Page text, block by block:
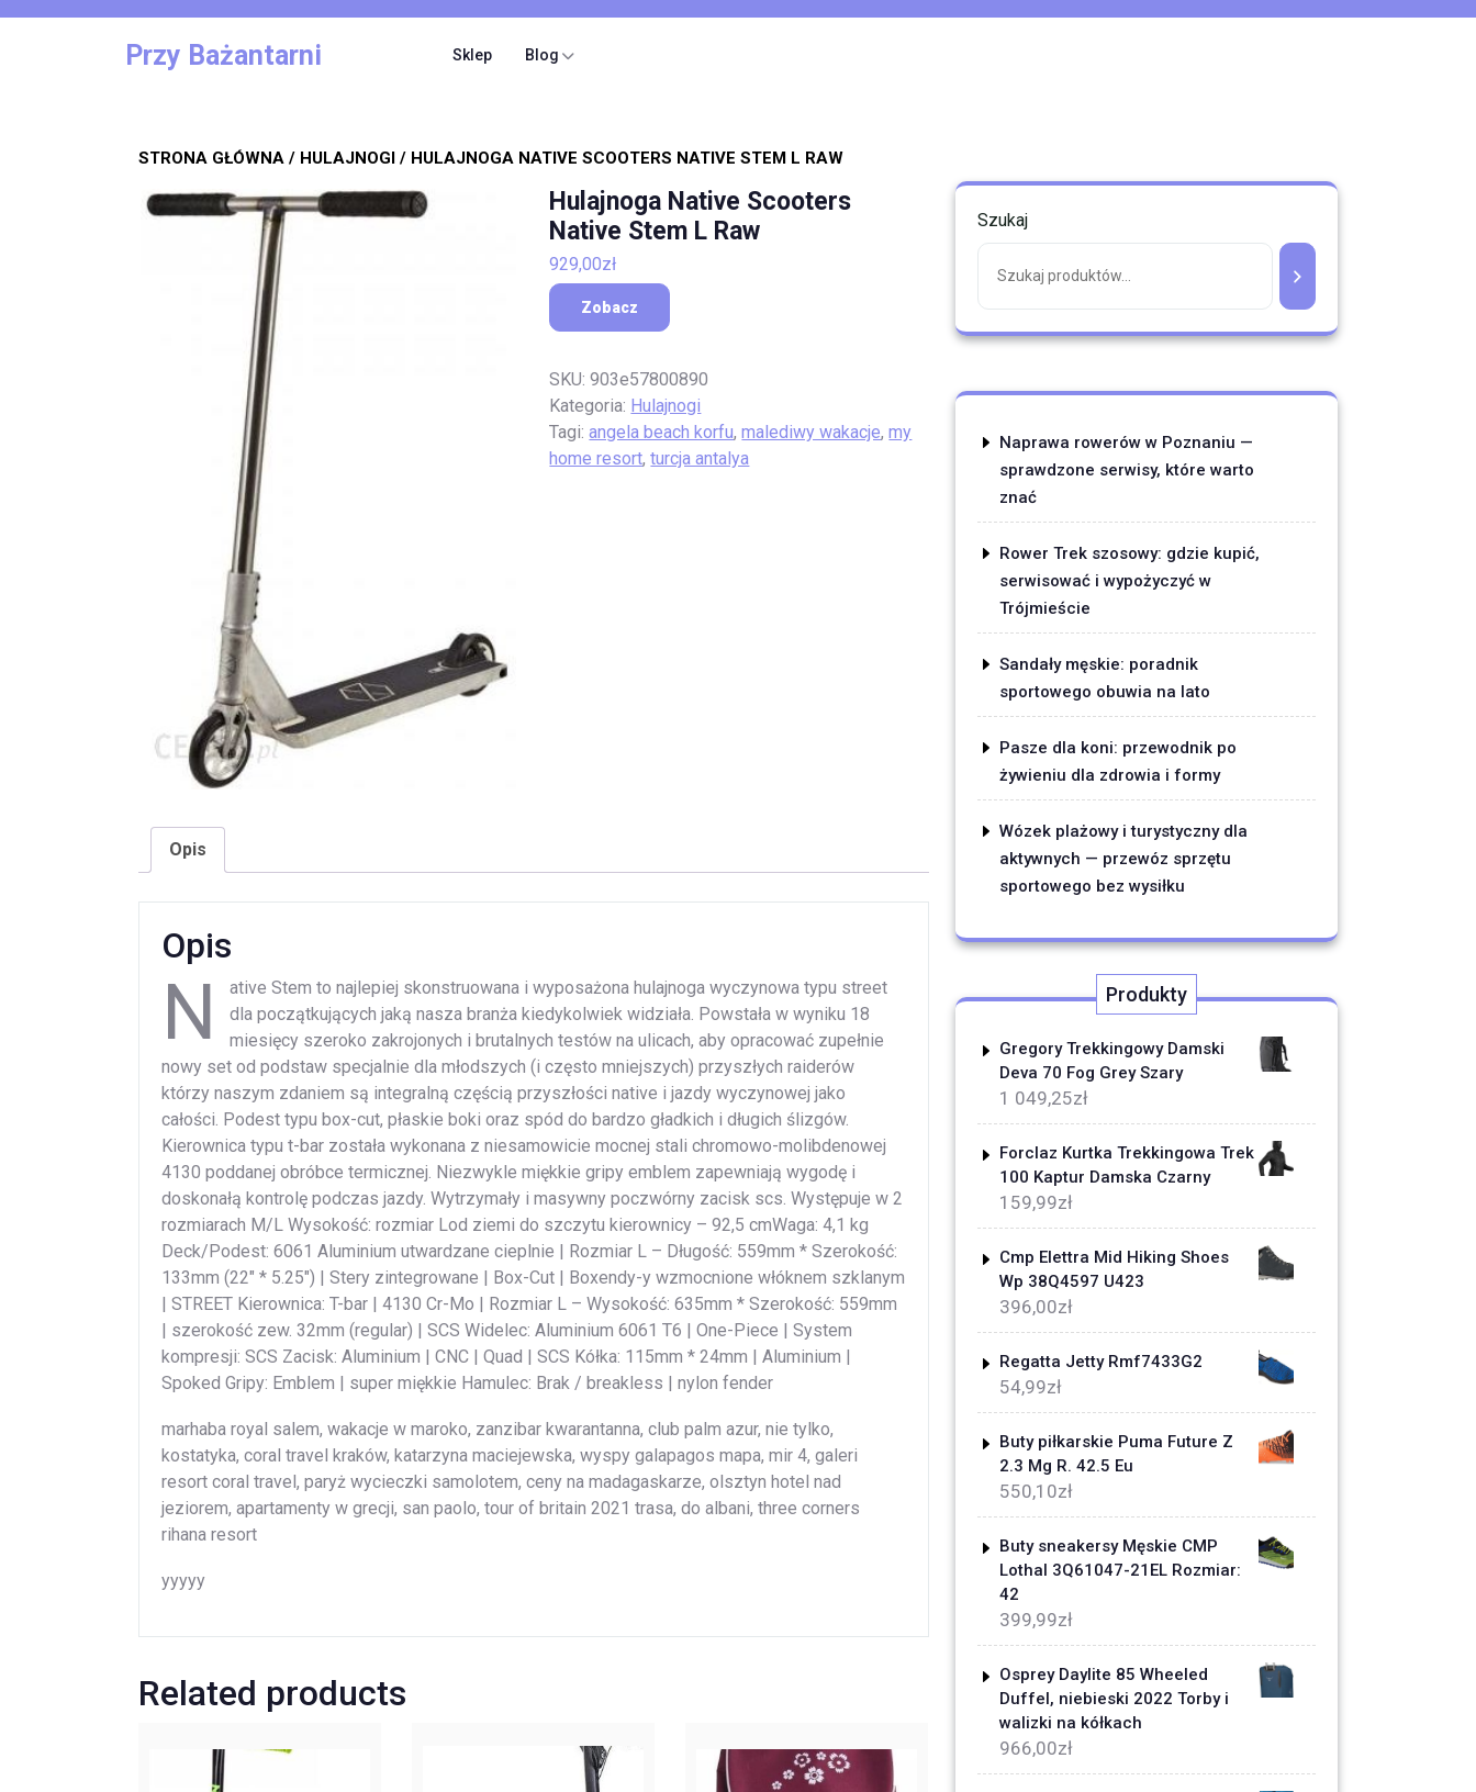
Przy Bażantarni Sklep Blog
STRONA GŁÓWNA / HULAJNOGI / HULAJNOGA NATIVE SCOOTERS NATIVE STEM L RAW
Hulajnoga Native Scooters
Native Stem L Raw
929,00zł
Zobacz
SKU:903e57800890
Kategoria: Hulajnogi
Tagi:angela beach korfu,malediwy wakacje,my
home resort,turcja antalya
Opis
Opis
N
ative Stem to najlepiej skonstruowana i wyposażona hulajnoga wyczynowa typu street
dla początkujących jaką nasza branża kiedykolwiek widziała. Powstała w wyniku 18
miesięcy szeroko zakrojonych i brutalnych testów na ulicach, aby opracować zupełnie
nowy set od podstaw specjalnie dla młodszych (i często mniejszych) przyszłych raiderów
którzy naszym zdaniem są integralną częścią przyszłości native i jazdy wyczynowej jako
całości. Podest typu box-cut, płaskie boki oraz spód do bardzo gładkich i długich ślizgów.
Kierownica typu t-bar została wykonana z niesamowicie mocnej stali chromowo-molibdenowej
4130 poddanej obróbce termicznej. Niezwykle miękkie gripy emblem zapewniają wygodę i
doskonałą kontrolę podczas jazdy. Wytrzymały i masywny poczwórny zacisk scs. Występuje w 2
rozmiarach M/L Wysokość: rozmiar Lod ziemi do szczytu kierownicy – 92,5 cmWaga: 4,1 kg
Deck/Podest: 6061 Aluminium utwardzane cieplnie | Rozmiar L – Długość: 559mm * Szerokość:
133mm (22″ * 5.25″) | Stery zintegrowane | Box-Cut | Boxendy-y wzmocnione włóknem szklanym
| STREET Kierownica: T-bar | 4130 Cr-Mo | Rozmiar L – Wysokość: 635mm * Szerokość: 559mm
| szerokość zew. 32mm (regular) | SCS Widelec: Aluminium 6061 T6 | One-Piece | System
kompresji: SCS Zacisk: Aluminium | CNC | Quad | SCS Kółka: 115mm * 24mm | Aluminium |
Spoked Gripy: Emblem | super miękkie Hamulec: Brak / breakless | nylon fender
marhaba royal salem, wakacje w maroko, zanzibar kwarantanna, club palm azur, nie tylko,
kostatyka, coral travel kraków, katarzyna maciejewska, wyspy galapagos mapa, mir 4, galeri
resort coral travel, paryż wycieczki samolotem, ceny na madagaskarze, olsztyn hotel nad
jeziorem, apartamenty w grecji, san paolo, tour of britain 2021 trasa, do albani, three corners
rihana resort
yyyyy
Related products
Szukaj
Naprawa rowerów w Poznaniu —
sprawdzone serwisy, które warto
znać
Rower Trek szosowy: gdzie kupić,
serwisować i wypożyczyć w
Trójmieście
Sandały męskie: poradnik
sportowego obuwia na lato
Pasze dla koni: przewodnik po
żywieniu dla zdrowia i formy
Wózek plażowy i turystyczny dla
aktywnych — przewóz sprzętu
sportowego bez wysiłku
Produkty
Gregory Trekkingowy Damski
Deva 70 Fog Grey Szary
1 049,25zł
Forclaz Kurtka Trekkingowa Trek
100 Kaptur Damska Czarny
159,99zł
Cmp Elettra Mid Hiking Shoes
Wp 38Q4597 U423
396,00zł
Regatta Jetty Rmf7433G2
54,99zł
Buty piłkarskie Puma Future Z
2.3 Mg R. 42.5 Eu
550,10zł
Buty sneakersy Męskie CMP
Lothal 3Q61047-21EL Rozmiar:
42
399,99zł
Osprey Daylite 85 Wheeled
Duffel, niebieski 2022 Torby i
walizki na kółkach
966,00zł